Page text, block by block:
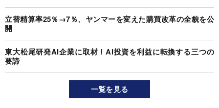
立替精算率25％→7％、ヤンマーを変えた購買改革の全貌を公
開
東大松尾研発AI企業に取材！AI投資を利益に転換する三つの
要諦
一覧を見る